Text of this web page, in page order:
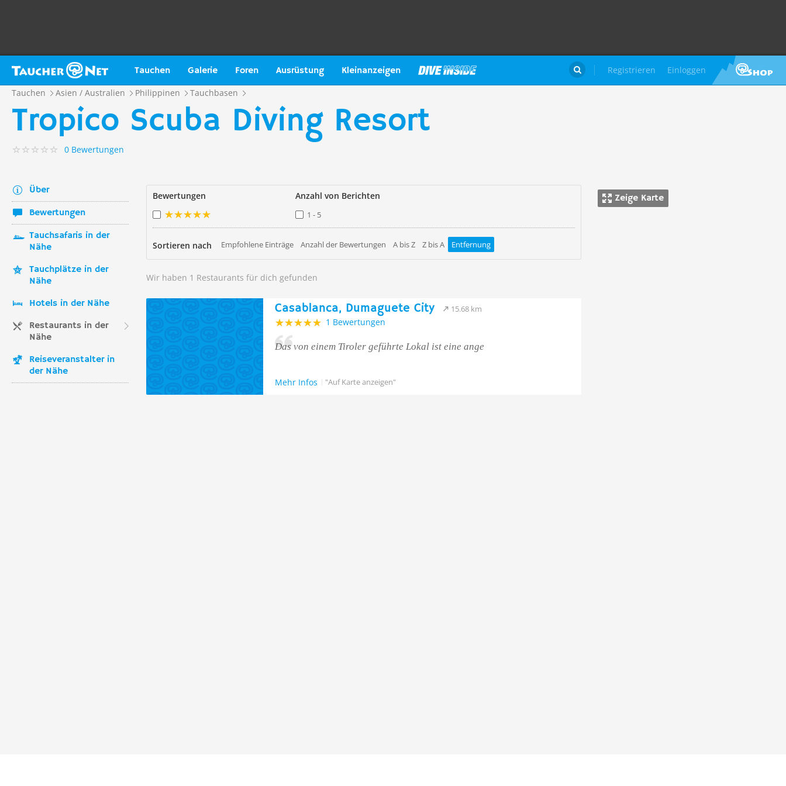
Tauchen Galerie Foren Ausrüstung Kleinanzeigen Registrieren Einloggen

Tauchen Asien / Australien Philippinen Tauchbasen
Tropico Scuba Diving Resort
0 Bewertungen
Über
Bewertungen
Tauchsafaris in der
Nähe
Tauchplätze in der
Nähe
Hotels in der Nähe
Restaurants in der
Nähe
Reiseveranstalter in
der Nähe
Zeige Karte
Bewertungen Anzahl von Berichten
1 - 5
Sortieren nach Empfohlene Einträge Anzahl der Bewertungen A bis Z Z bis A Entfernung
Wir haben 1 Restaurants für dich gefunden
Casablanca, Dumaguete City 15.68 km
1 Bewertungen
Das von einem Tiroler geführte Lokal ist eine ange
Mehr Infos "Auf Karte anzeigen"